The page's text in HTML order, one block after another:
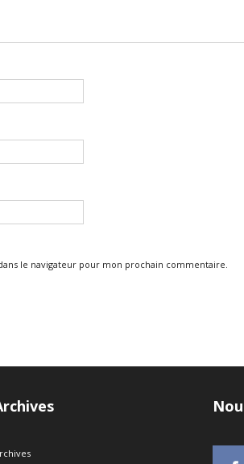
le navigateur pour mon prochain commentaire.